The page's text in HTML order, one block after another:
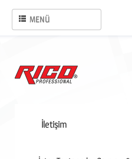
MENÜ
İletişim